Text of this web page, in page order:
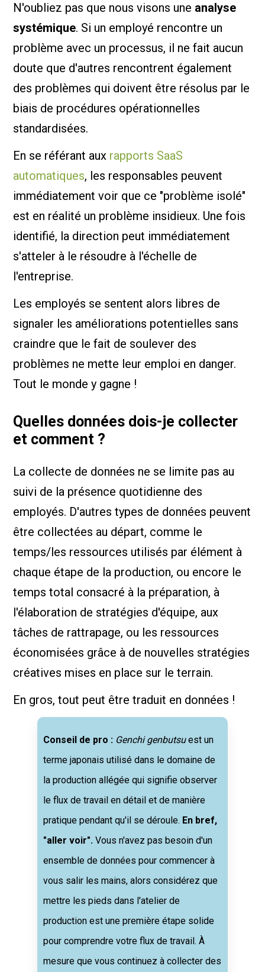
N'oubliez pas que nous visons une analyse
systémique. Si un employé rencontre un
problème avec un processus, il ne fait aucun
doute que d'autres rencontrent également
des problèmes qui doivent être résolus par le
biais de procédures opérationnelles
standardisées.
En se référant aux rapports SaaS
automatiques, les responsables peuvent
immédiatement voir que ce "problème isolé"
est en réalité un problème insidieux. Une fois
identifié, la direction peut immédiatement
s'atteler à le résoudre à l'échelle de
l'entreprise.
Les employés se sentent alors libres de
signaler les améliorations potentielles sans
craindre que le fait de soulever des
problèmes ne mette leur emploi en danger.
Tout le monde y gagne !
Quelles données dois-je collecter
et comment ?
La collecte de données ne se limite pas au
suivi de la présence quotidienne des
employés. D'autres types de données peuvent
être collectées au départ, comme le
temps/les ressources utilisés par élément à
chaque étape de la production, ou encore le
temps total consacré à la préparation, à
l'élaboration de stratégies d'équipe, aux
tâches de rattrapage, ou les ressources
économisées grâce à de nouvelles stratégies
créatives mises en place sur le terrain.
En gros, tout peut être traduit en données !
Conseil de pro : Genchi genbutsuest un
terme japonais utilisé dans le domaine de
la production allégée qui signifie observer
le flux de travail en détail et de manière
pratique pendant qu'il se déroule. En bref,
"aller voir".Vous n'avez pas besoin d'un
ensemble de données pour commencer à
vous salir les mains, alors considérez que
mettre les pieds dans l'atelier de
production est une première étape solide
pour comprendre votre flux de travail. À
mesure que vous continuez à collecter des